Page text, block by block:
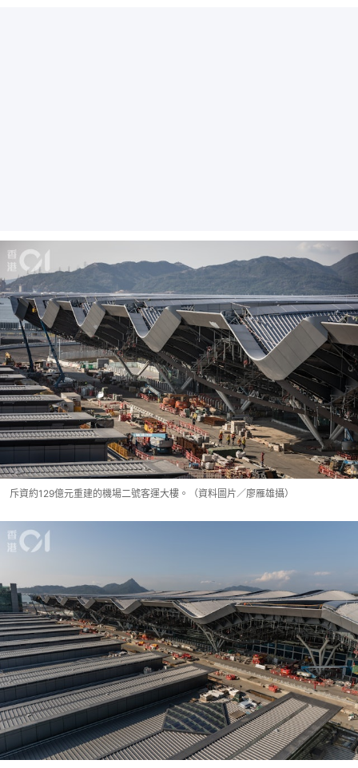
斥資約129億元重建的機場二號客運大樓。（資料圖片／廖雁雄攝）